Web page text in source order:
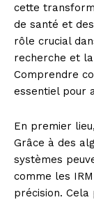
cette
de santé et
rôle crucial
recherche et
Comprendre
essentiel pour
En premier
Grâce à des
systèmes
comme les
précision.